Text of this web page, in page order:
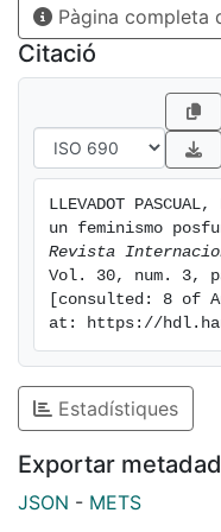
también con la
posfundacional».
Pàgina completa
Citació
LLEVADOT
un feminismo
Revista
Vol. 30, num. 3,
[consulted: 8 of
at: https://
Estadístiques
Exportar
JSON - METS